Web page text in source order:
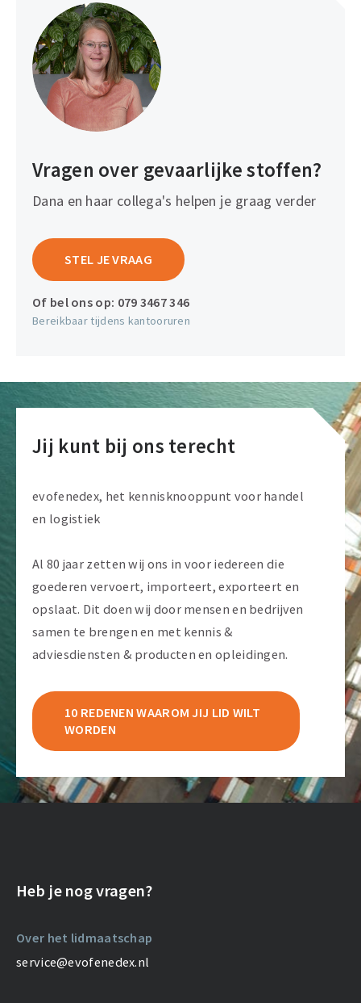
Vragen over gevaarlijke stoffen?
Dana en haar collega's helpen je graag verder
STEL JE VRAAG
Of bel ons op: 079 3467 346
Bereikbaar tijdens kantooruren
Jij kunt bij ons terecht
evofenedex, het kennisknooppunt voor handel
en logistiek
Al 80 jaar zetten wij ons in voor iedereen die
goederen vervoert, importeert, exporteert en
opslaat. Dit doen wij door mensen en bedrijven
samen te brengen en met kennis &
adviesdiensten & producten en opleidingen.
10 REDENEN WAAROM JIJ LID WILT
WORDEN
Heb je nog vragen?
Over het lidmaatschap
service@evofenedex.nl